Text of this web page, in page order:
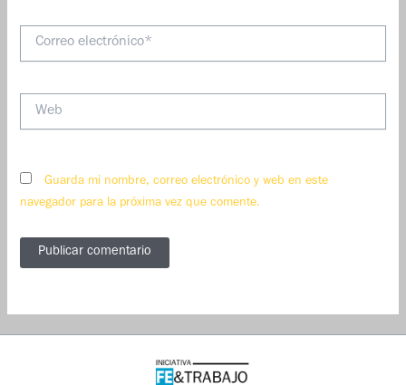
Correo
Web
Guarda mi nombre, correo electrónico y web en este
navegador para la próxima vez que comente.